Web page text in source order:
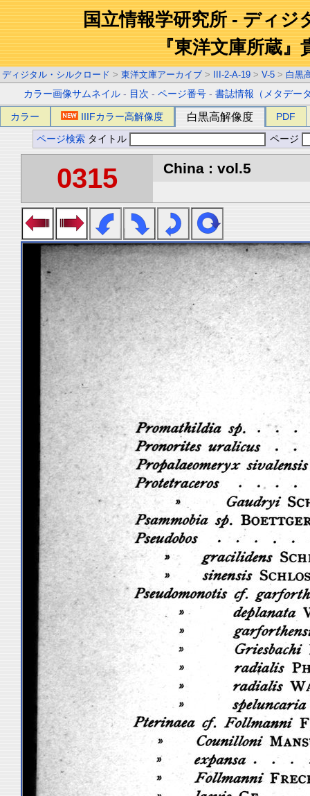
国立情報学研究所 - ディジ
『東洋文庫所蔵』
ディジタル・シルクロード > 東洋文庫アーカイブ > III-2-A-19 > V-5 > 白黒
カラー画像サムネイル - 目次 -ページ番号 -書誌情報（メタデー
カラー IIIFカラー高解像度 白黒高解像度 PDF
ページ検索 タイトル ページ
0315 China : vol.5